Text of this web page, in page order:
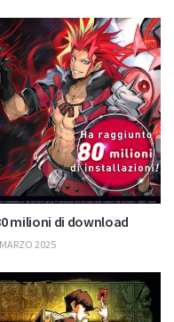
milioni di download
2025